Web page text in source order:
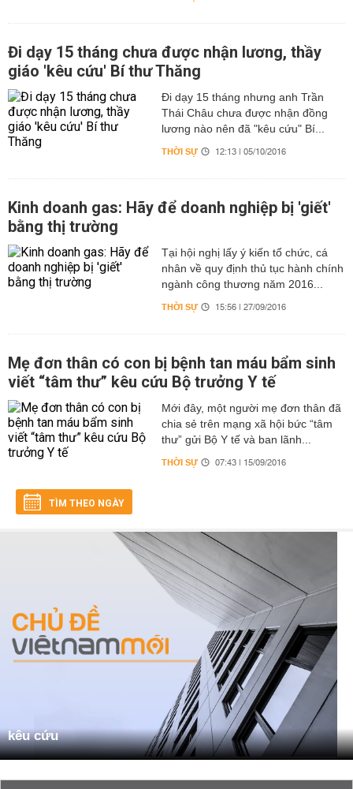
​Đi dạy 15 tháng chưa được nhận lương, thầy
giáo 'kêu cứu' Bí thư Thăng
Đi dạy 15 tháng nhưng anh Trần
Thái Châu chưa được nhận đồng
lương nào nên đã "kêu cứu" Bí...
THỜI SỰ 12:13 | 05/10/2016
Kinh doanh gas: Hãy để doanh nghiệp bị 'giết'
bằng thị trường
Tại hội nghị lấy ý kiến tổ chức, cá
nhân về quy định thủ tục hành chính
ngành công thương năm 2016...
THỜI SỰ 15:56 | 27/09/2016
Mẹ đơn thân có con bị bệnh tan máu bẩm sinh
viết “tâm thư” kêu cứu Bộ trưởng Y tế
Mới đây, một người mẹ đơn thân đã
chia sẻ trên mạng xã hội bức “tâm
thư” gửi Bộ Y tế và ban lãnh...
THỜI SỰ 07:43 | 15/09/2016
TÌM THEO NGÀY
kêu cứu